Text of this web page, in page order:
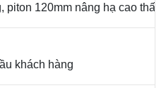
120mm nâng hạ cao thấp
khách hàng